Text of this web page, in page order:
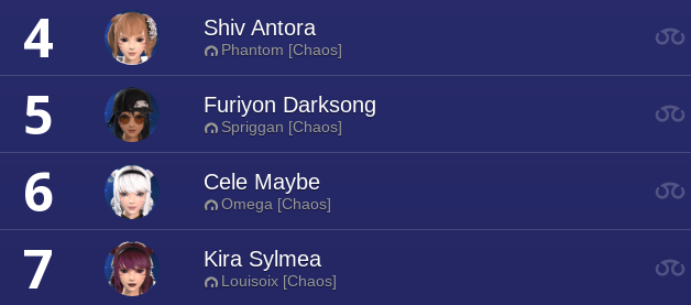
4 Shiv Antora
Phantom [Chaos]
5 Furiyon Darksong
Spriggan [Chaos]
6 Cele Maybe
Omega [Chaos]
7 Kira Sylmea
Louisoix [Chaos]